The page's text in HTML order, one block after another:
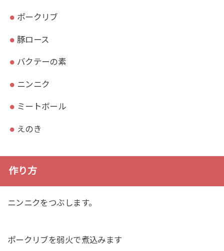
ポークリブ
豚ロース
バクテーの素
ニンニク
ミートボール
えのき
作り方
ニンニクをつぶします。
ポークリブを弱火で煮込みます